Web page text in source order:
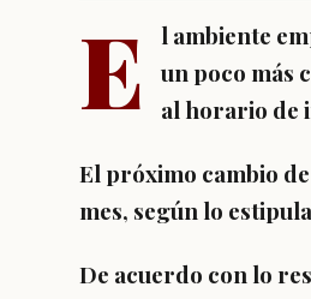
E
l ambiente
un poco más
al horario de
El próximo cambio
mes, según lo
De acuerdo con lo